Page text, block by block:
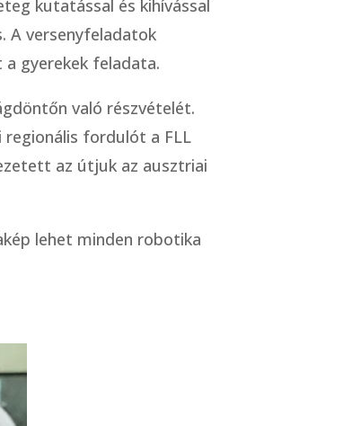
kutatással és kihívással
A versenyfeladatok
gyerekek feladata.
való részvételét.
regionális fordulót a FLL
az útjuk az ausztriai
lehet minden robotika